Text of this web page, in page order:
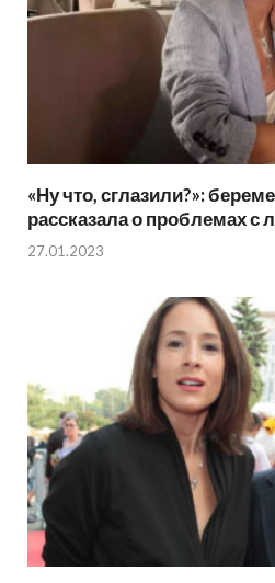
«Ну что, сглазили?»:
рассказала о проблемах с
27.01.2023